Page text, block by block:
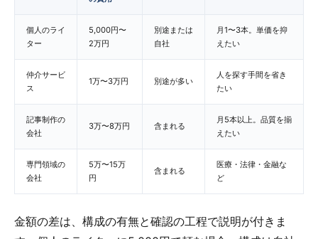
個人のライ
ター
5,000円〜
2万円
別途または
自社
月1〜3本。単価を抑
えたい
仲介サービ
ス
1万〜3万円 別途が多い
人を探す手間を省き
たい
記事制作の
会社
3万〜8万円 含まれる
月5本以上。品質を揃
えたい
専門領域の
会社
5万〜15万
円
含まれる
医療・法律・金融な
ど
金額の差は、構成の有無と確認の工程で説明が付きま